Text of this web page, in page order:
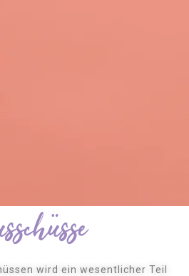
wird ein wesentlicher Teil